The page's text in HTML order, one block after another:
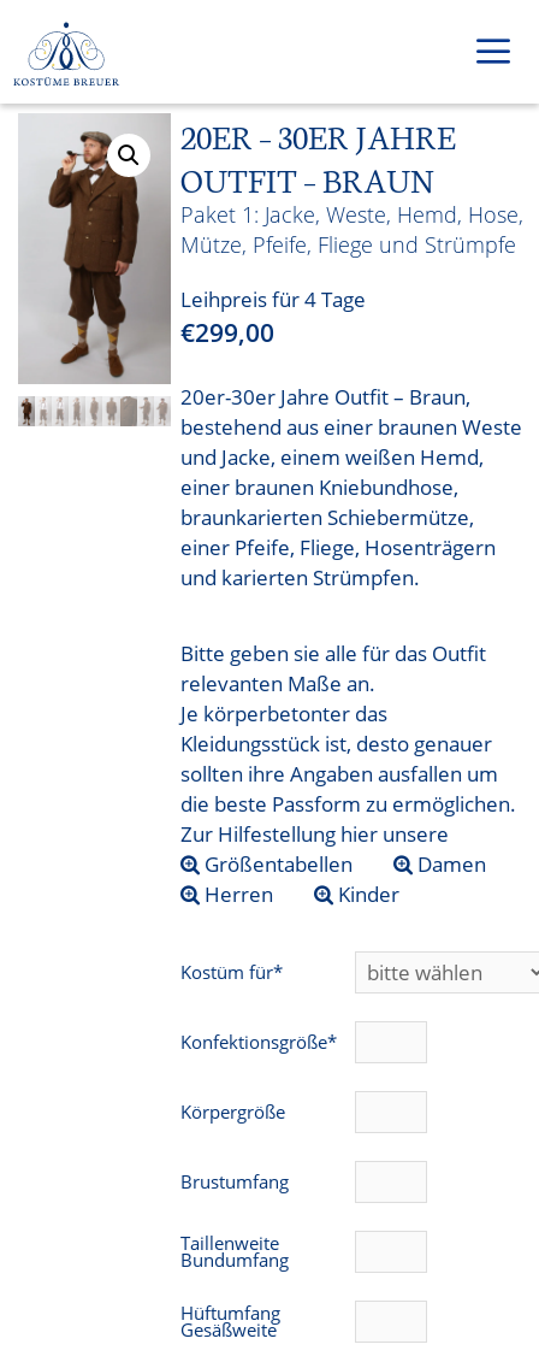
Inhalt
springen
20ER – 30ER JAHRE
OUTFIT – BRAUN
Jacke, Weste, Hemd, Hose,
Mütze, Pfeife, Fliege und Strümpfe
Leihpreis für 4 Tage
€299,00
20er-30er Jahre Outfit – Braun,
bestehend aus einer braunen Weste
und Jacke, einem weißen Hemd,
einer braunen Kniebundhose,
braunkarierten Schiebermütze,
einer Pfeife, Fliege, Hosenträgern
und karierten Strümpfen.
Bitte geben sie alle für das Outfit
relevanten Maße an.
Je körperbetonter das
Kleidungsstück ist, desto genauer
sollten ihre Angaben ausfallen um
die beste Passform zu ermöglichen.
Zur Hilfestellung hier unsere
Größentabellen
Damen
Herren
Kinder
Kostüm für*
Konfektionsgröße*
Körpergröße
Brustumfang
Taillenweite
Bundumfang
Hüftumfang
Gesäßweite